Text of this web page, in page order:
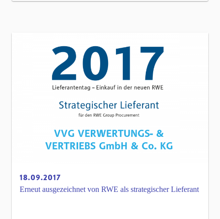
18.09.2017
Erneut ausgezeichnet von RWE als strategischer Lieferant